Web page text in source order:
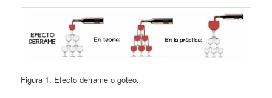
Figura 1. Efecto derrame o goteo.